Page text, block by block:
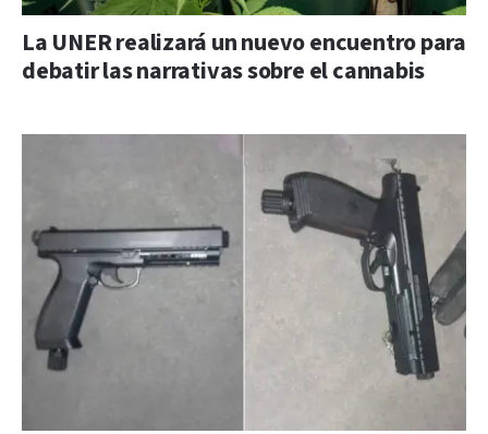
La UNER realizará un nuevo encuentro para
debatir las narrativas sobre el cannabis